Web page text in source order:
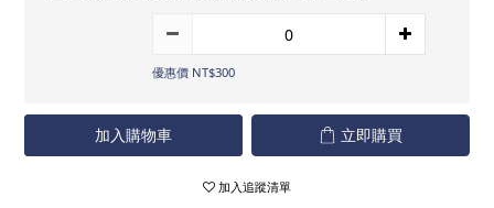
優惠價 NT$300
加入購物車 立即購買
加入追蹤清單